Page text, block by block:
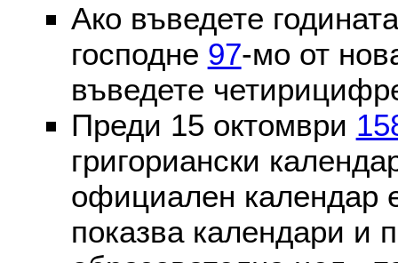
Ако въведете
господне 97-мо от
въведете
Преди 15 октомври
григориански
официален календар
показва календари и